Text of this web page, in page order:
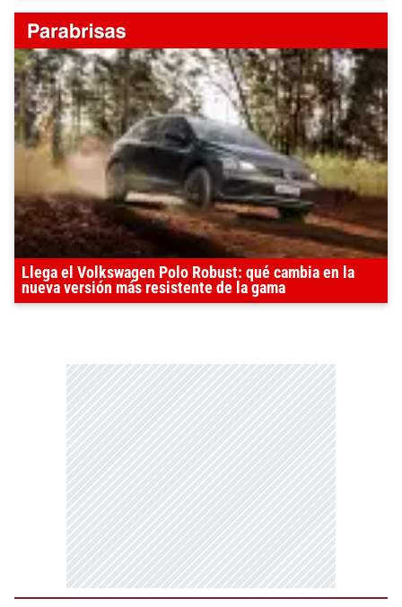
Llega el Volkswagen Polo Robust: qué cambia en la
nueva versión más resistente de la gama